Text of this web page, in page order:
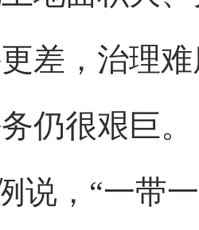
差，治理
仍很艰巨。
说，“一带